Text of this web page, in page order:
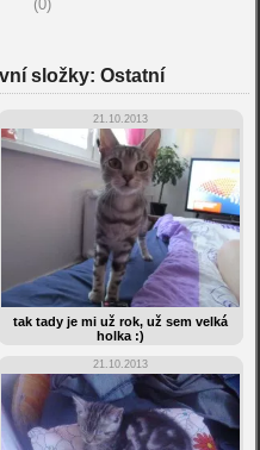
(0)
složky: Ostatní
21.10.2013
tak tady je mi už rok, už sem velká
holka :)
21.10.2013